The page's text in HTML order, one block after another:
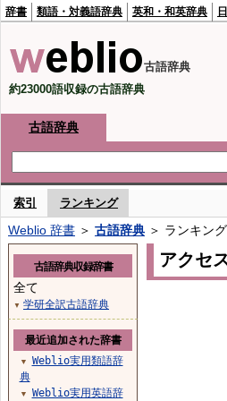
辞書 類語・対義語辞典 英和・和英辞典
古語辞典
約23000語収録の古語辞典
古語辞典
索引 ランキング
Weblio 辞書 ＞ 古語辞典 ＞ ランキング
アクセ
古語辞典収録辞書
全て
▼ 学研全訳古語辞典
最近追加された辞書
▼
Weblio実用類語辞
典
▼ Weblio実用英語辞